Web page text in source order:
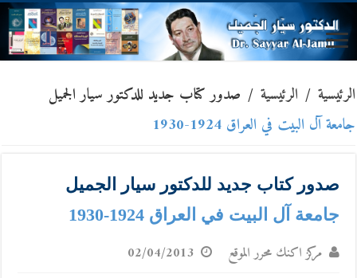
الرئيسية / الرئيسية / صدور كتاب جديد للدكتور سيار الجميل
جامعة آل البيت في العراق 1924-1930
صدور كتاب جديد للدكتور سيار الجميل
جامعة آل البيت في العراق 1924-1930
مركز اكنك محرر الموقع 02/04/2013